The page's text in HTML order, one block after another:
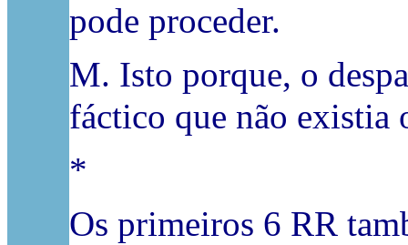
pode proceder.
M. Isto porque, o
fáctico que não existia
*
Os primeiros 6 RR